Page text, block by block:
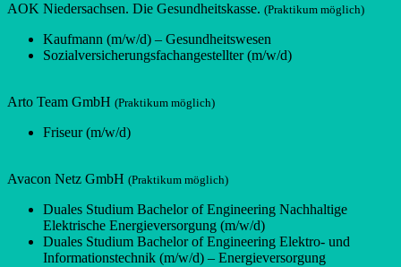
AOK Niedersachsen. Die Gesundheitskasse. (Praktikum möglich)
Kaufmann (m/w/d) – Gesundheitswesen
Sozialversicherungsfachangestellter (m/w/d)
Arto Team GmbH (Praktikum möglich)
Friseur (m/w/d)
Avacon Netz GmbH (Praktikum möglich)
Duales Studium Bachelor of Engineering Nachhaltige
Elektrische Energieversorgung (m/w/d)
Duales Studium Bachelor of Engineering Elektro- und
Informationstechnik (m/w/d) – Energieversorgung